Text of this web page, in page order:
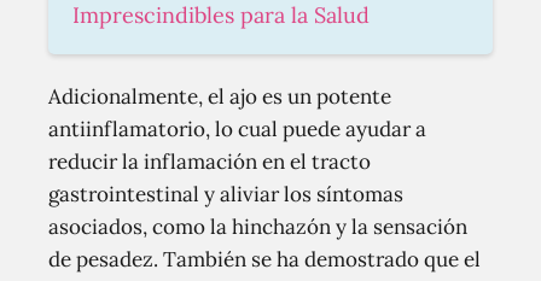
Imprescindibles para la Salud
Adicionalmente, el ajo es un potente
antiinflamatorio, lo cual puede ayudar a
reducir la inflamación en el tracto
gastrointestinal y aliviar los síntomas
asociados, como la hinchazón y la sensación
de pesadez. También se ha demostrado que el